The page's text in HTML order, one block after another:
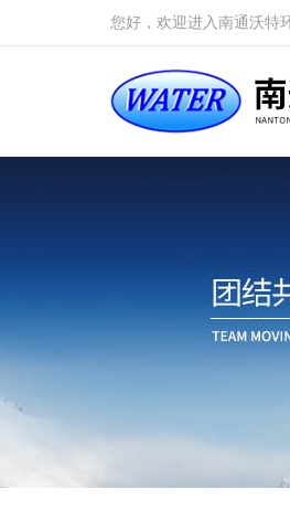
您好，欢迎进入南通沃特